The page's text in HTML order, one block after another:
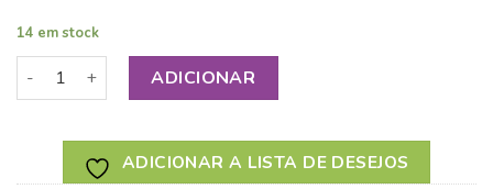
14 em stock
Quantidade de PALMILHA SIFTAL DE SILICONE TAMANHO 0
ADICIONAR
ADICIONAR A LISTA DE DESEJOS